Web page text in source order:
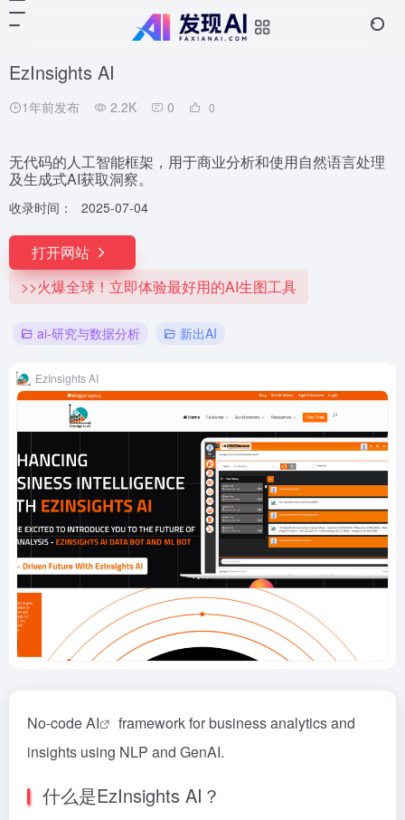
EzInsights AI
1年前发布 2.2K 0 0
无代码的人工智能框架，用于商业分析和使用自然语言处理
及生成式AI获取洞察。
收录时间： 2025-07-04
打开网站
>>火爆全球！立即体验最好用的AI生图工具
ai-研究与数据分析 新出AI
EzInsights AI
No-codeAI
framework for business analytics and
insights using NLP and GenAI.
什么是EzInsights AI？